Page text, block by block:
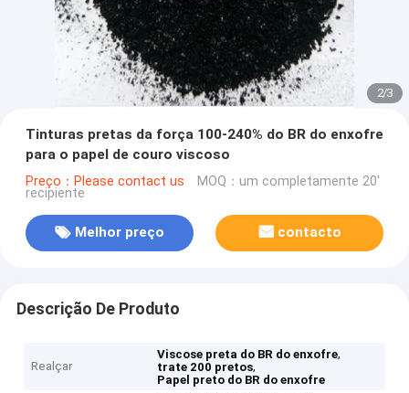
2/3
Tinturas pretas da força 100-240% do BR do enxofre
para o papel de couro viscoso
Preço：Please contact us MOQ：um completamente 20'
recipiente
Melhor preço contacto
Descrição De Produto
Realçar
Viscose preta do BR do enxofre,
trate 200 pretos,
Papel preto do BR do enxofre